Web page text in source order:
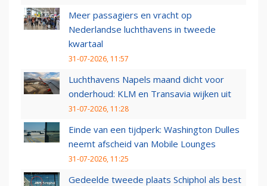
Meer passagiers en vracht op
Nederlandse luchthavens in tweede
kwartaal
31-07-2026, 11:57
Luchthavens Napels maand dicht voor
onderhoud: KLM en Transavia wijken uit
31-07-2026, 11:28
Einde van een tijdperk: Washington Dulles
neemt afscheid van Mobile Lounges
31-07-2026, 11:25
Gedeelde tweede plaats Schiphol als best